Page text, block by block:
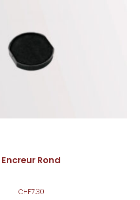
Rond
CHF7.30